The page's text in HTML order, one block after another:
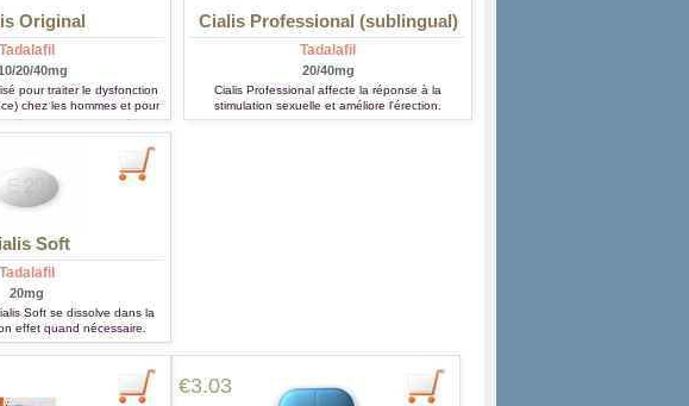
Original
Tadalafil
20/40mg
pour traiter le dysfonction
chez les hommes et pour
artérielle pulmonaire.
Cialis Professional (sublingual)
Tadalafil
20/40mg
Cialis Professional affecte la réponse à la
stimulation sexuelle et améliore l'érection.
Soft
Tadalafil
20mg
Soft se dissolve dans la
effet quand nécessaire.
€3.03